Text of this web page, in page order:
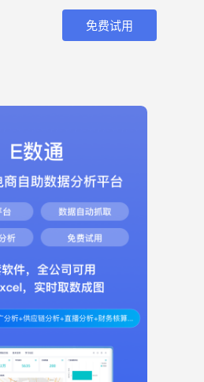
免费试用